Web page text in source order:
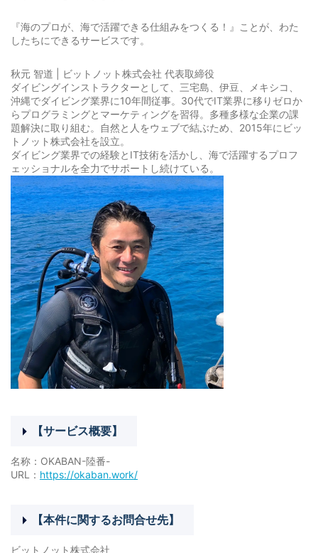
『海のプロが、海で活躍できる仕組みをつくる！』ことが、わた
したちにできるサービスです。
秋元 智道 | ビットノット株式会社 代表取締役
ダイビングインストラクターとして、三宅島、伊豆、メキシコ、
沖縄でダイビング業界に10年間従事。30代でIT業界に移りゼロか
らプログラミングとマーケティングを習得。多種多様な企業の課
題解決に取り組む。自然と人をウェブで結ぶため、2015年にビッ
トノット株式会社を設立。
ダイビング業界での経験とIT技術を活かし、海で活躍するプロフ
ェッショナルを全力でサポートし続けている。
【サービス概要】
名称：OKABAN-陸番-
URL： https://okaban.work/
【本件に関するお問合せ先】
ビットノット株式会社